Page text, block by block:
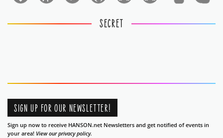
SECRET
SIGN UP FOR OUR NEWSLETTER!
Sign up now to receive HANSON.net Newsletters and get notified of events in
your area! View our privacy policy.